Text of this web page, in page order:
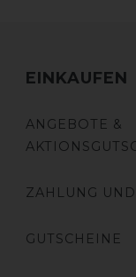
EINKAUFEN
ANGEBOTE &
ZAHLUNG
GUTSCHEINE